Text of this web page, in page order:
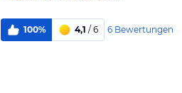
100% 4,1 / 6 6 Bewertungen